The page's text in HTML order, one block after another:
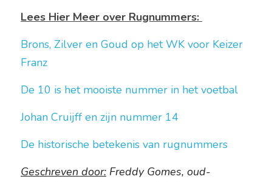
Lees Hier Meer over Rugnummers:
Brons, Zilver en Goud op het WK voor Keizer
Franz
De 10 is het mooiste nummer in het voetbal
Johan Cruijff en zijn nummer 14
De historische betekenis van rugnummers
Geschreven door: Freddy Gomes, oud-